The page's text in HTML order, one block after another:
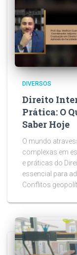
DIVERSOS
Direito
Prática: O
Saber Hoje
O mundo
complexas em
e práticas do
essencial para
Conflitos